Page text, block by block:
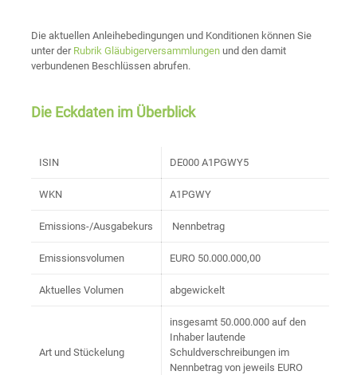
Die aktuellen Anleihebedingungen und Konditionen können Sie
unter der Rubrik Gläubigerversammlungen und den damit
verbundenen Beschlüssen abrufen.
Die Eckdaten im Überblick
ISIN DE000 A1PGWY5
WKN A1PGWY
Emissions-/Ausgabekurs Nennbetrag
Emissionsvolumen EURO 50.000.000,00
Aktuelles Volumen abgewickelt
Art und Stückelung
insgesamt 50.000.000 auf den
Inhaber lautende
Schuldverschreibungen im
Nennbetrag von jeweils EURO